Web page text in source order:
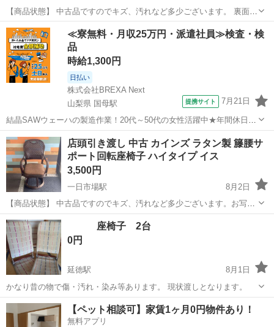
【商品状態】 中古品ですのでキズ、汚れなど多少ございます。 裏面に
穴等のダメージがございます。 品質タグが薄れて読みづらくなってお
ります。お写真にてご確認下さい。 【実寸約】 幅465mm × 奥行
610mm ...
長野 安曇野市 一日市場駅 椅子 店頭
≪寮無料・月収25万円・派遣社員≫検査・検
品
時給1,300円
日払い
株式会社BREXA Next
山梨県 国母駅
提携サイト 7月21日
結晶SAWウェーハの製造作業！20代～50代の女性活躍中★年間休日
120日＆土日祝休み！クリーンルーム内でのお仕事！日払い制度利用可
◎正社員登用制度あり！マイカー通勤可！《山梨県中巨摩郡昭和町》
人気の工場のお仕事 ◇結晶...
山梨 国母駅 その他
店頭引き渡し 中古 カインズ ラタン製 籐腰サ
ポート回転座椅子 ハイタイプ イス
3,500円
一日市場駅
8月2日
【商品状態】 中古品ですのでキズ、汚れなど多少ございます。お写真
にてご確認下さい。 【実寸約】 幅560mm × 奥行600mm × 高さ
930mm 座面430mm 現在店頭でも販売中です。 販売済みの...
長野 安曇野市 一日市場駅 椅子
座椅子 2台
0円
延徳駅
8月1日
かなり昔の物で傷・汚れ・染み等あります。 現状渡しとなります。
長野 中野市 延徳駅 椅子 汚れ
【ペット相談可】家賃1ヶ月0円物件あり！
無料アプリ